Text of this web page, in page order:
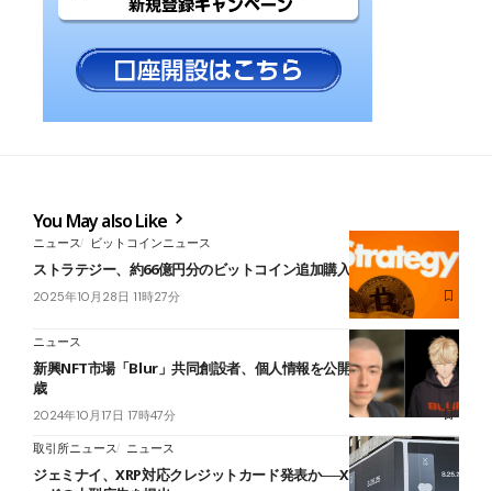
You May also Like
ニュース ビットコインニュース
ストラテジー、約66億円分のビットコイン追加購入──評価額11兆円
2025年10月28日 11時27分
ニュース
新興NFT市場「Blur」共同創設者、個人情報を公開｜MIT中退の24
歳
2024年10月17日 17時47分
取引所ニュース ニュース
ジェミナイ、XRP対応クレジットカード発表か──XRPとマスターカ